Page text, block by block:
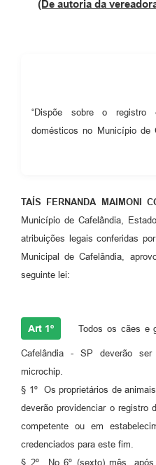
(De autoria da
“Dispõe sobre o registro
domésticos no Município de
TAÍS FERNANDA MAIMONI
Município de Cafelândia,
atribuições legais conferidas
Municipal de Cafelândia,
seguinte lei:
Art 1º Todos os cães e
Cafelândia - SP deverão ser
microchip.
§ 1º Os proprietários de
deverão providenciar o registro
competente ou em
credenciados para este fim.
§ 2º No 6º (sexto) mês,